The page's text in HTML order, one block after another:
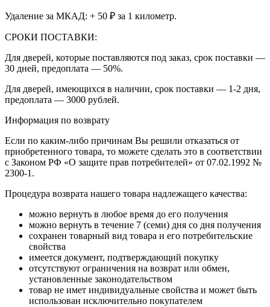
Удаление за МКАД: + 50 ₽ за 1 километр.
СРОКИ ПОСТАВКИ:
Для дверей, которые поставляются под заказ, срок поставки —
30 дней, предоплата — 50%.
Для дверей, имеющихся в наличии, срок поставки — 1-2 дня,
предоплата — 3000 рублей.
Информация по возврату
Если по каким-либо причинам Вы решили отказаться от
приобретенного товара, то можете сделать это в соответствии
с Законом РФ «О защите прав потребителей» от 07.02.1992 №
2300-1.
Процедура возврата нашего товара надлежащего качества:
можно вернуть в любое время до его получения
можно вернуть в течение 7 (семи) дня со дня получения
сохранен товарный вид товара и его потребительские
свойства
имеется документ, подтверждающий покупку
отсутствуют ограничения на возврат или обмен,
установленные законодательством
товар не имет индивидуальные свойства и может быть
использован исключительно покупателем